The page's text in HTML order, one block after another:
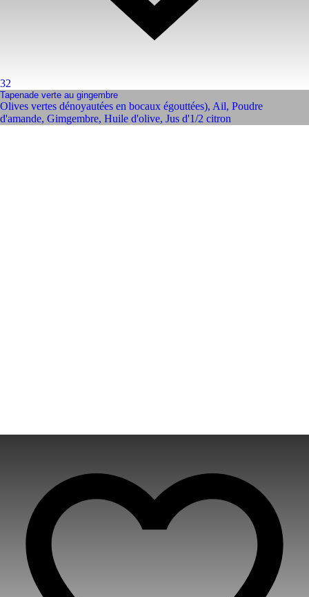
32
Tapenade verte au gingembre
Olives vertes dénoyautées en bocaux égouttées), Ail, Poudre
d'amande, Gimgembre, Huile d'olive, Jus d'1/2 citron